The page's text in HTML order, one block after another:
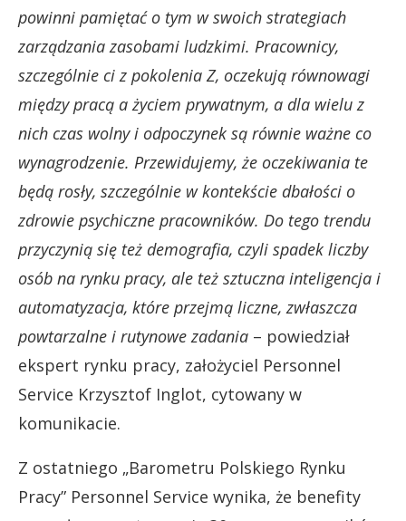
powinni pamiętać o tym w swoich strategiach
zarządzania zasobami ludzkimi. Pracownicy,
szczególnie ci z pokolenia Z, oczekują równowagi
między pracą a życiem prywatnym, a dla wielu z
nich czas wolny i odpoczynek są równie ważne co
wynagrodzenie. Przewidujemy, że oczekiwania te
będą rosły, szczególnie w kontekście dbałości o
zdrowie psychiczne pracowników. Do tego trendu
przyczynią się też demografia, czyli spadek liczby
osób na rynku pracy, ale też sztuczna inteligencja i
automatyzacja, które przejmą liczne, zwłaszcza
powtarzalne i rutynowe zadania – powiedział
ekspert rynku pracy, założyciel Personnel
Service Krzysztof Inglot, cytowany w
komunikacie.
Z ostatniego „Barometru Polskiego Rynku
Pracy” Personnel Service wynika, że benefity